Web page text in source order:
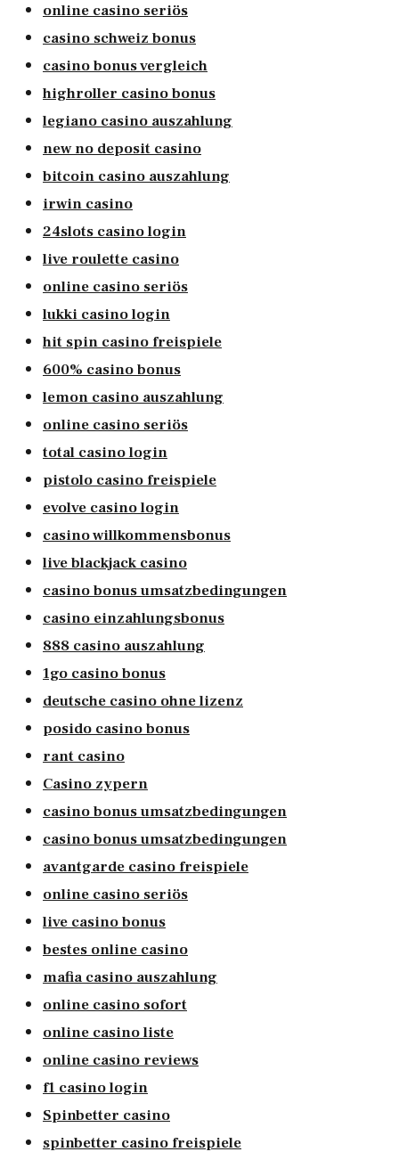
online casino seriös
casino schweiz bonus
casino bonus vergleich
highroller casino bonus
legiano casino auszahlung
new no deposit casino
bitcoin casino auszahlung
irwin casino
24slots casino login
live roulette casino
online casino seriös
lukki casino login
hit spin casino freispiele
600% casino bonus
lemon casino auszahlung
online casino seriös
total casino login
pistolo casino freispiele
evolve casino login
casino willkommensbonus
live blackjack casino
casino bonus umsatzbedingungen
casino einzahlungsbonus
888 casino auszahlung
1go casino bonus
deutsche casino ohne lizenz
posido casino bonus
rant casino
Casino zypern
casino bonus umsatzbedingungen
casino bonus umsatzbedingungen
avantgarde casino freispiele
online casino seriös
live casino bonus
bestes online casino
mafia casino auszahlung
online casino sofort
online casino liste
online casino reviews
f1 casino login
Spinbetter casino
spinbetter casino freispiele